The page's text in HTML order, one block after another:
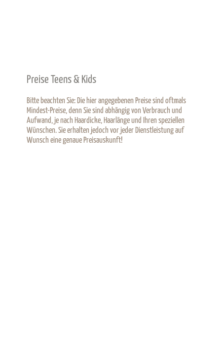
Preise Teens & Kids
Bitte beachten Sie: Die hier angegebenen Preise sind oftmals
Mindest-Preise, denn Sie sind abhängig von Verbrauch und
Aufwand, je nach Haardicke, Haarlänge und Ihren speziellen
Wünschen. Sie erhalten jedoch vor jeder Dienstleistung auf
Wunsch eine genaue Preisauskunft!